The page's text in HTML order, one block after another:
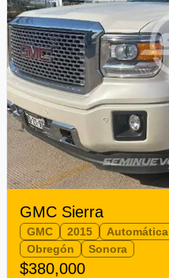
GMC Sierra
GMC 2015
Automática
Obregón
Sonora
$380,000